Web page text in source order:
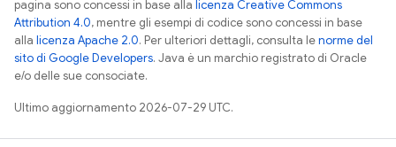
pagina sono concessi in base alla licenza Creative Commons
Attribution 4.0, mentre gli esempi di codice sono concessi in base
alla licenza Apache 2.0. Per ulteriori dettagli, consulta lenorme del
sito di Google Developers. Java è un marchio registrato di Oracle
e/o delle sue consociate.
Ultimo aggiornamento 2026-07-29 UTC.